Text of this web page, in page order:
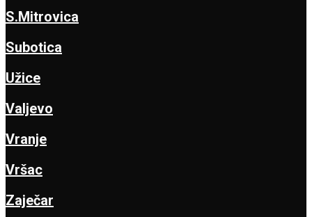
S.Mitrovica
Subotica
Užice
Valjevo
Vranje
Vršac
Zaječar